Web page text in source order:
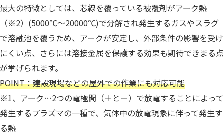
最大の特徴としては、芯線を覆っている被覆剤がアーク熱
（※2）(5000℃～20000℃)で分解され発生するガスやスラグ
で溶融池を覆うため、アークが安定し、外部条件の影響を受け
にくい点、さらには溶接金属を保護する効果も期待できまる点
が挙げられます。
POINT：建設現場などの屋外での作業にも対応可能
※1、アーク…2つの電極間（＋とー）で放電することによって
発生するプラズマの一種で、気体中の放電現象に伴って発生す
る熱